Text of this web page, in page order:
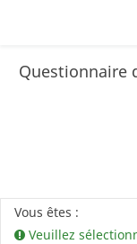
Questionnaire
Vous êtes :
Veuillez